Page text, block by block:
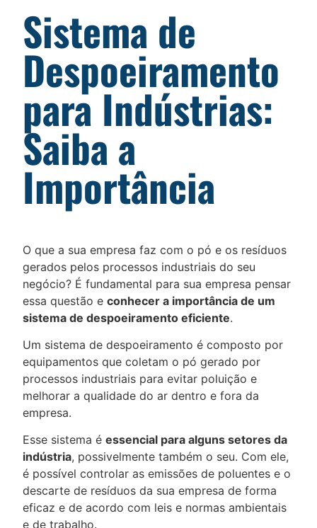
Sistema de
Despoeiramento
para Indústrias:
Saiba a
Importância
O que a sua empresa faz com o pó e os resíduos
gerados pelos processos industriais do seu
negócio? É fundamental para sua empresa pensar
essa questão e conhecer a importância de um
sistema de despoeiramento eficiente.
Um sistema de despoeiramento é composto por
equipamentos que coletam o pó gerado por
processos industriais para evitar poluição e
melhorar a qualidade do ar dentro e fora da
empresa.
Esse sistema é essencial para alguns setores da
indústria, possivelmente também o seu. Com ele,
é possível controlar as emissões de poluentes e o
descarte de resíduos da sua empresa de forma
eficaz e de acordo com leis e normas ambientais
e de trabalho.